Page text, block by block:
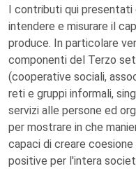
I contributi qui presentati
intendere e misurare il
produce. In particolare
componenti del Terzo
(cooperative sociali,
reti e gruppi informali,
servizi alle persone ed
per mostrare in che
capaci di creare
positive per l'intera